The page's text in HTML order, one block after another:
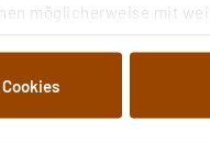
möglicherweise mit
nachfolgend
detaillierte Auflistung
III